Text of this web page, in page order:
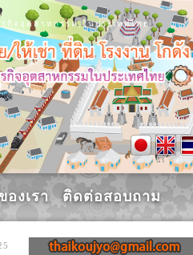
จอุตสาหกรรม,ในประเทศไทย
องเรา ติดต่อสอบถาม